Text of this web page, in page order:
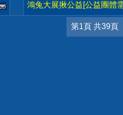
鴻兔大展揪公益[公益團體
第1頁 共39頁